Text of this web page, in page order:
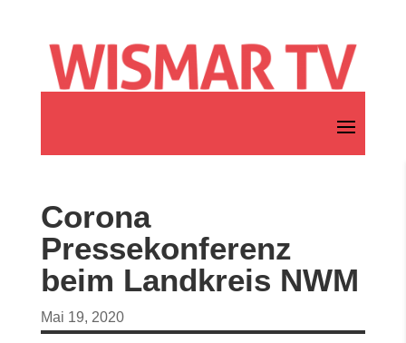
Corona
Pressekonferenz
beim Landkreis NWM
Mai 19, 2020